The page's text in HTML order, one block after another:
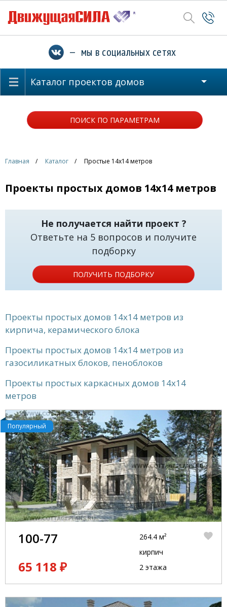
— мы в социальных сетях
Каталог проектов домов
ПОИСК ПО ПАРАМЕТРАМ
Главная Каталог Простые 14x14 метров
Проекты простых домов 14x14 метров
Не получается найти проект ?
Ответьте на 5 вопросов и получите
подборку
ПОЛУЧИТЬ ПОДБОРКУ
Проекты простых домов 14x14 метров из
кирпича, керамического блока
Проекты простых домов 14x14 метров из
газосиликатных блоков, пеноблоков
Проекты простых каркасных домов 14x14
метров
Популярный
100-77
65 118 ₽
264.4 м²
кирпич
2 этажа